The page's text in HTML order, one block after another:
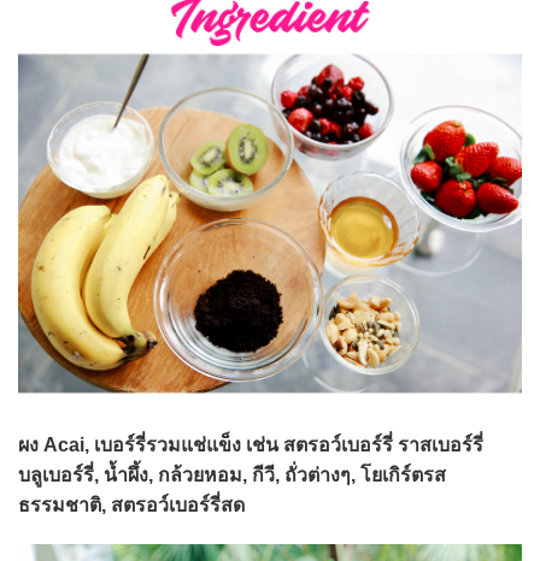
ผง Acai, เบอร์รี่รวมแช่แข็ง เช่น สตรอว์เบอร์รี่ ราสเบอร์รี่
บลูเบอร์รี่, น้ำผึ้ง, กล้วยหอม, กีวี, ถั่วต่างๆ, โยเกิร์ตรส
ธรรมชาติ, สตรอว์เบอร์รี่สด